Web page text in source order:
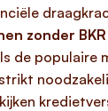
zonder
de populaire